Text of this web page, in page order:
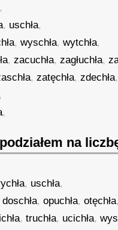
,
, uschła,
,wyschła,wytchła,
,zacuchła,zagłuchła,
,zatęchła,zdechła
,
na
, uschła,
doschła,opuchła,otęchła,
,truchła, ucichła,